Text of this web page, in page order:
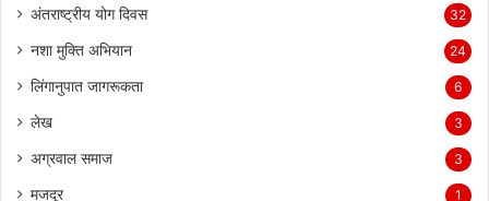
अंतराष्ट्रीय योग दिवस 32
नशा मुक्ति अभियान 24
लिंगानुपात जागरूकता 6
लेख 3
अग्रवाल समाज 3
मजदूर 1